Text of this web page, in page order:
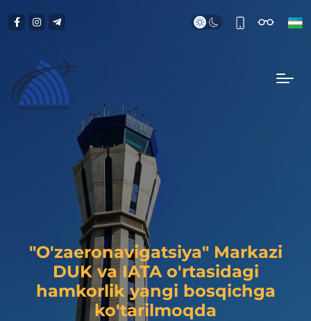
"O'zaeronavigatsiya" Markazi
DUK va IATA o'rtasidagi
hamkorlik yangi bosqichga
ko'tarilmoqda